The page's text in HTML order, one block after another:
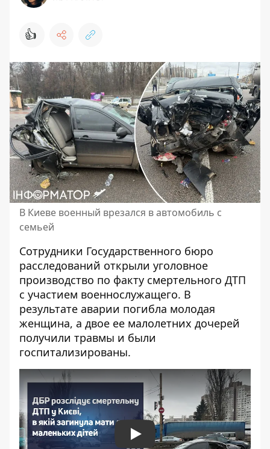
👍
В Киеве военный врезался в автомобиль с
семьей
Сотрудники Государственного бюро
расследований открыли уголовное
производство по факту смертельного ДТП
с участием военнослужащего. В
результате аварии погибла молодая
женщина, а двое ее малолетних дочерей
получили травмы и были
госпитализированы.
Play